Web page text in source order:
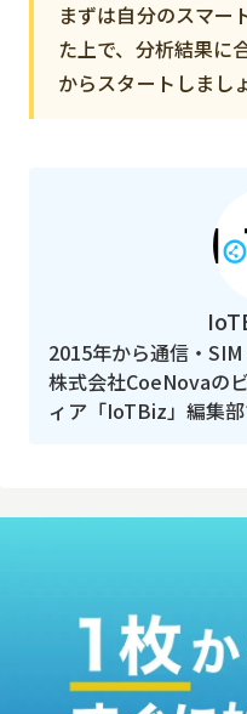
まずは自分のスマー
た上で、分析結果に
からスタートしまし
2015年から通信・
株式会社CoeNovaの
ィア「IoTBiz」編集部